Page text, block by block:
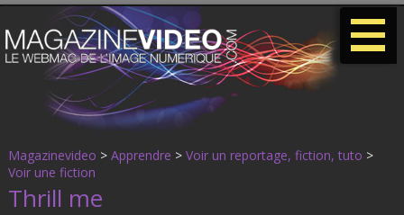
Magazinevideo > Apprendre > Voir un reportage, fiction, tuto >
Voir une fiction
Thrill me
-
-
-